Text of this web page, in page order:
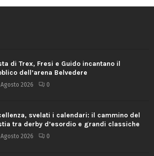
di Trex, Fresi e Guido incantano il
dell’arena Belvedere
Agosto 2026 0
svelati i calendari: il cammino del
tra derby d’esordio e grandi classiche
Agosto 2026 0